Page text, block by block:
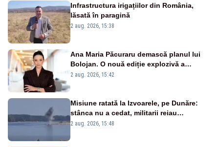
Infrastructura irigațiilor din România,
lăsată în paragină
2 aug. 2026, 15:38
Ana Maria Păcuraru demască planul lui
Bolojan. O nouă ediție explozivă a
emisiunii „Miza Zilei” la Realitatea PLUS
2 aug. 2026, 15:42
Misiune ratată la Izvoarele, pe Dunăre:
stânca nu a cedat, militarii reiau
detonările luni – VIDEO
2 aug. 2026, 15:48